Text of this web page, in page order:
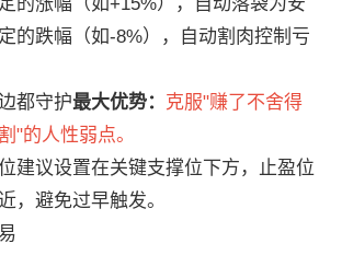
的跌幅（如-8%），自动割肉控制亏
都守护最大优势： 克服"赚了不舍得
"的人性弱点。
建议设置在关键支撑位下方，止盈位
，避免过早触发。